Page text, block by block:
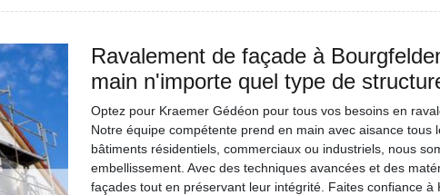
Ravalement de façade à
main n'importe quel type de
Optez pour Kraemer Gédéon pour tous vos besoins en
Notre équipe compétente prend en main avec aisance tous
bâtiments résidentiels, commerciaux ou industriels, nous
embellissement. Avec des techniques avancées et des
façades tout en préservant leur intégrité. Faites confiance